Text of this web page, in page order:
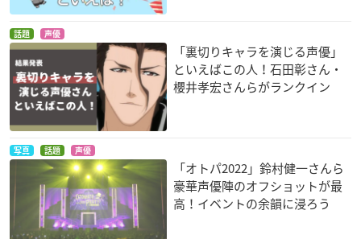
薄桜鬼 黎明録
原田左之助
恋と選挙とチョコレ
佐賀玲二
ジョーリィ
話題 声優
「裏切りキャラを演じる声優」
といえばこの人！石田彰さん・
櫻井孝宏さんらがランクイン
写真 話題 声優
「オトパ2022」鈴村健一さんら
豪華声優陣のオフショットが最
高！イベントの余韻に浸ろう